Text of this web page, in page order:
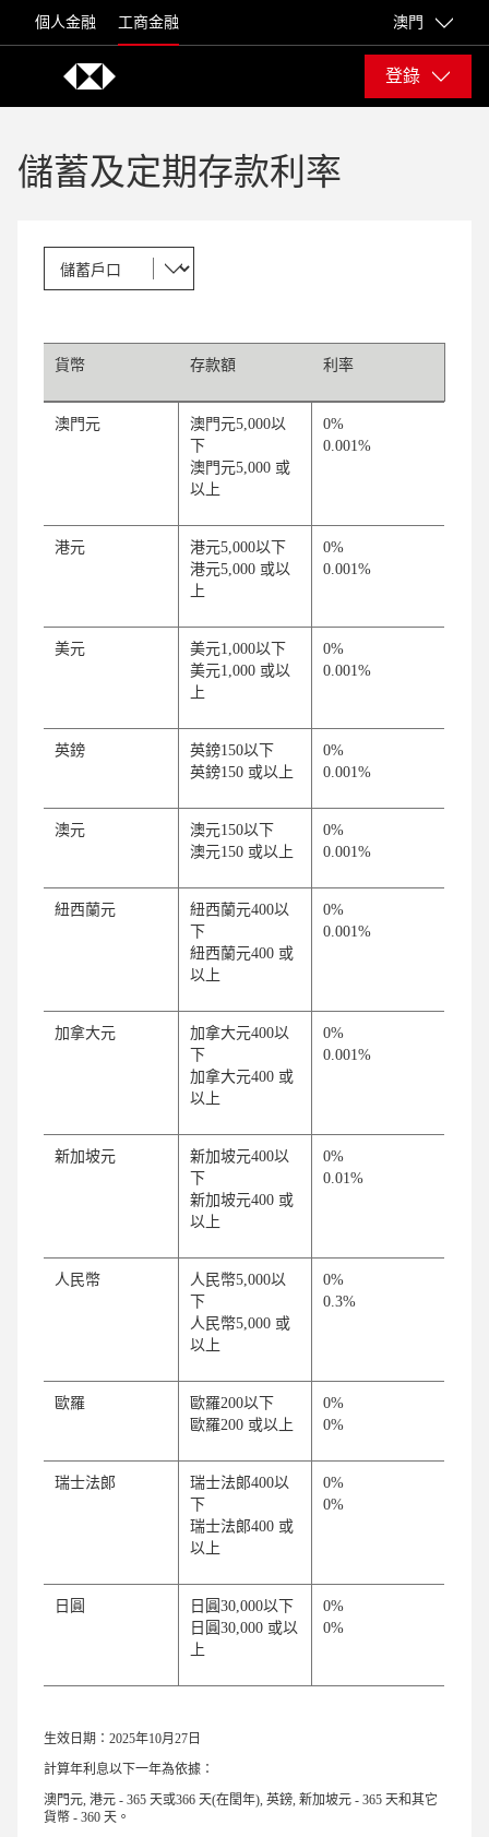
個人金融 工商金融 澳門
登錄
儲蓄及定期存款利率
貨幣 存款額 利率
澳門元
澳門元5,000以
下
澳門元5,000 或
以上
0%
0.001%
港元
港元5,000以下
港元5,000 或以
上
0%
0.001%
美元
美元1,000以下
美元1,000 或以
上
0%
0.001%
英鎊
英鎊150以下
英鎊150 或以上
0%
0.001%
澳元
澳元150以下
澳元150 或以上
0%
0.001%
紐西蘭元
紐西蘭元400以
下
紐西蘭元400 或
以上
0%
0.001%
加拿大元
加拿大元400以
下
加拿大元400 或
以上
0%
0.001%
新加坡元
新加坡元400以
下
新加坡元400 或
以上
0%
0.01%
人民幣
人民幣5,000以
下
人民幣5,000 或
以上
0%
0.3%
歐羅
歐羅200以下
歐羅200 或以上
0%
0%
瑞士法郎
瑞士法郎400以
下
瑞士法郎400 或
以上
0%
0%
日圓
日圓30,000以下
日圓30,000 或以
上
0%
0%
生效日期：2025年10月27日
計算年利息以下一年為依據：
澳門元, 港元 - 365 天或366 天(在閏年), 英鎊, 新加坡元 - 365 天和其它
貨幣 - 360 天。